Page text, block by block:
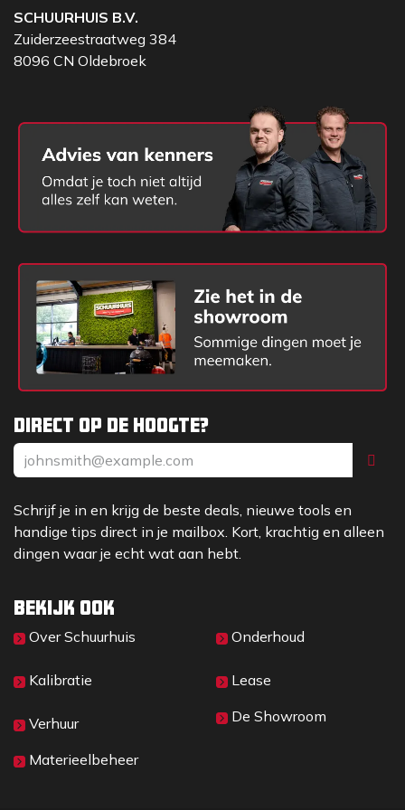
Direct op de hoogte?
Schrijf je in en krijg de beste deals, nieuwe tools en
handige tips direct in je mailbox. Kort, krachtig en alleen
dingen waar je echt wat aan hebt.
Bekijk ook
Over Sc​huurhuis
Kalibratie
Verhuur
Materieelbeheer
Onderhoud
Lease
De Showroom
SCHUURHUIS B.V.
Zuiderzeestraatweg 384
8096 CN Oldebroek